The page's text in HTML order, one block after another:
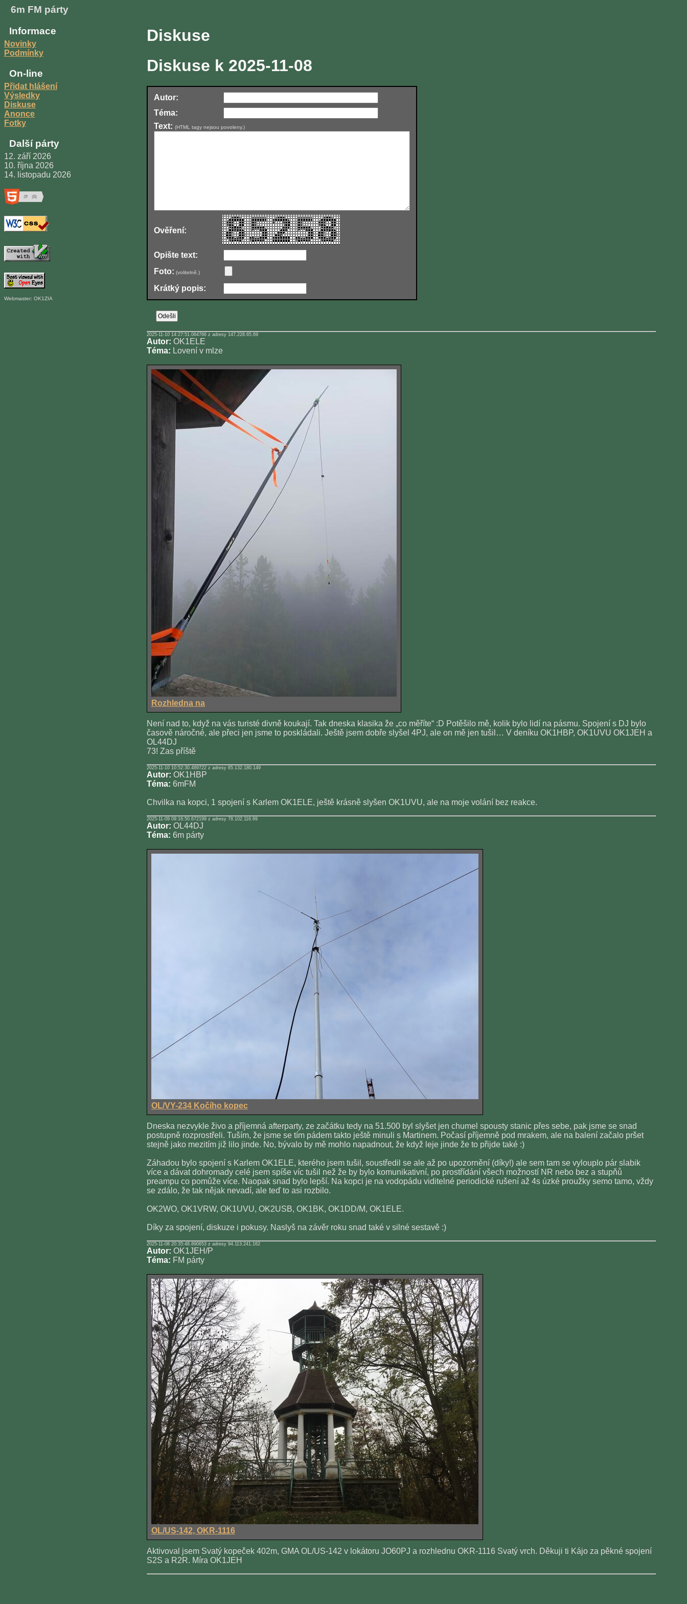
6m FM párty
Informace
Novinky
Podmínky
On-line
Přidat hlášení
Výsledky
Diskuse
Anonce
Fotky
Další párty
12. září 2026
10. října 2026
14. listopadu 2026
Webmaster: OK1ZIA
Diskuse
Diskuse k 2025-11-08
Autor:
Téma:
Text: (HTML tagy nejsou povoleny.)
Ověření:
Opište text:
Foto: (volitelně.)
Krátký popis:
2025-11-10 14:27:51.064766 z adresy 147.228.65.69
Autor: OK1ELE
Téma: Lovení v mlze
Rozhledna na
Není nad to, když na vás turisté divně koukají. Tak dneska klasika že „co měříte“ :D Potěšilo mě, kolik bylo lidí na pásmu. Spojení s DJ bylo
časově náročné, ale přeci jen jsme to poskládali. Ještě jsem dobře slyšel 4PJ, ale on mě jen tušil… V deníku OK1HBP, OK1UVU OK1JEH a
OL44DJ
73! Zas příště
2025-11-10 10:52:30.489722 z adresy 85.132.180.149
Autor: OK1HBP
Téma: 6mFM
Chvilka na kopci, 1 spojení s Karlem OK1ELE, ještě krásně slyšen OK1UVU, ale na moje volání bez reakce.
2025-11-09 09:16:50.672199 z adresy 78.102.116.69
Autor: OL44DJ
Téma: 6m párty
OL/VY-234 Kočího kopec
Dneska nezvykle živo a příjemná afterparty, ze začátku tedy na 51.500 byl slyšet jen chumel spousty stanic přes sebe, pak jsme se snad
postupně rozprostřeli. Tuším, že jsme se tím pádem takto ještě minuli s Martinem. Počasí příjemně pod mrakem, ale na balení začalo pršet
stejně jako mezitím již lilo jinde. No, bývalo by mě mohlo napadnout, že když leje jinde že to přijde také :)
Záhadou bylo spojení s Karlem OK1ELE, kterého jsem tušil, soustředil se ale až po upozornění (díky!) ale sem tam se vylouplo pár slabik
více a dávat dohromady celé jsem spíše víc tušil než že by bylo komunikativní, po prostřídání všech možností NR nebo bez a stupňů
preampu co pomůže více. Naopak snad bylo lepší. Na kopci je na vodopádu viditelné periodické rušení až 4s úzké proužky semo tamo, vždy
se zdálo, že tak nějak nevadí, ale teď to asi rozbilo.
OK2WO, OK1VRW, OK1UVU, OK2USB, OK1BK, OK1DD/M, OK1ELE.
Díky za spojení, diskuze i pokusy. Naslyš na závěr roku snad také v silné sestavě :)
2025-11-08 20:35:48.890653 z adresy 94.113.241.162
Autor: OK1JEH/P
Téma: FM párty
OL/US-142, OKR-1116
Aktivoval jsem Svatý kopeček 402m, GMA OL/US-142 v lokátoru JO60PJ a rozhlednu OKR-1116 Svatý vrch. Děkuji ti Kájo za pěkné spojení
S2S a R2R. Míra OK1JEH